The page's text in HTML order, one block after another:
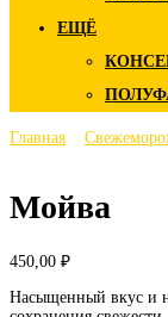
ЕЩЁ
Главная
Мойва
450,00 ₽
Насыщенный вкус и